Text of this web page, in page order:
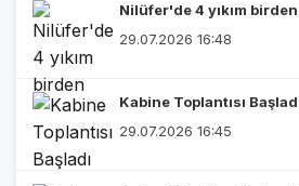
Nilüfer'de 4 yıkım birden
29.07.2026 16:48
Kabine Toplantısı
29.07.2026 16:45